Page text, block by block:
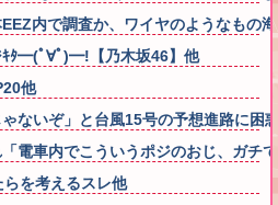
内で調査か、ワイヤのようなもの
ｷﾀ━(ﾟ∀ﾟ)━!【乃木坂46】他
他
ゃないぞ」と台風15号の予想進路に
「電車内でこういうポジのおじ、ガチ
を考えるスレ他